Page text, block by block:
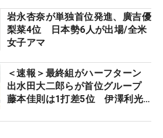
岩永杏奈が単独首位発進、廣吉優
梨菜4位 日本勢6人が出場/全米
女子アマ
＜速報＞最終組がハーフターン
出水田大二郎らが首位グループ
藤本佳則は1打差5位 伊澤利光
JOYX OPEN】